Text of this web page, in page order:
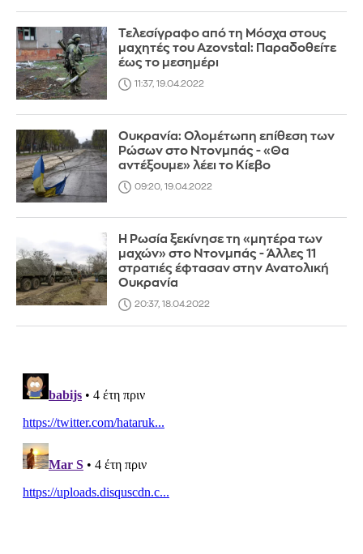
Τελεσίγραφο από τη Μόσχα στους
μαχητές του Azovstal: Παραδοθείτε
έως το μεσημέρι
11:37, 19.04.2022
Ουκρανία: Ολομέτωπη επίθεση των
Ρώσων στο Ντονμπάς - «Θα
αντέξουμε» λέει το Κίεβο
09:20, 19.04.2022
Η Ρωσία ξεκίνησε τη «μητέρα των
μαχών» στο Ντονμπάς - Άλλες 11
στρατιές έφτασαν στην Ανατολική
Ουκρανία
20:37, 18.04.2022